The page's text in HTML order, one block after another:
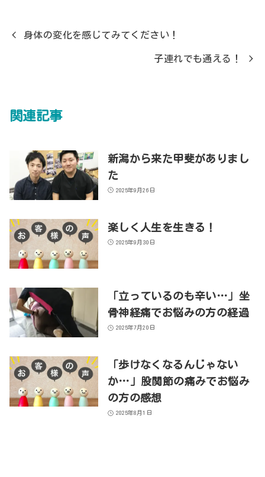
身体の変化を感じてみてください！
子連れでも通える！
関連記事
新潟から来た甲斐がありまし
た
2025年9月26日
楽しく人生を生きる！
2025年9月30日
「立っているのも辛い…」坐
骨神経痛でお悩みの方の経過
2025年7月20日
「歩けなくなるんじゃない
か…」股関節の痛みでお悩み
の方の感想
2025年8月1日